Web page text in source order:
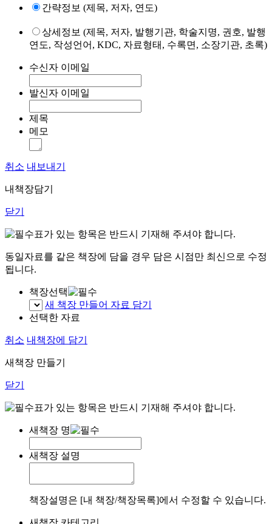
간략정보 (제목, 저자, 연도)
상세정보 (제목, 저자, 발행기관, 학술지명, 권호, 발행
연도, 작성언어, KDC, 자료형태, 수록면, 소장기관, 초록)
수신자 이메일
발신자 이메일
제목
메모
취소 내보내기
내책장담기
닫기
표가 있는 항목은 반드시 기재해 주셔야 합니다.
동일자료를 같은 책장에 담을 경우 담은 시점만 최신으로 수정
됩니다.
책장선택
새 책장 만들어 자료 담기
선택한 자료
취소 내책장에 담기
새책장 만들기
닫기
표가 있는 항목은 반드시 기재해 주셔야 합니다.
새책장 명
새책장 설명
책장설명은 [내 책장/책장목록]에서 수정할 수 있습니다.